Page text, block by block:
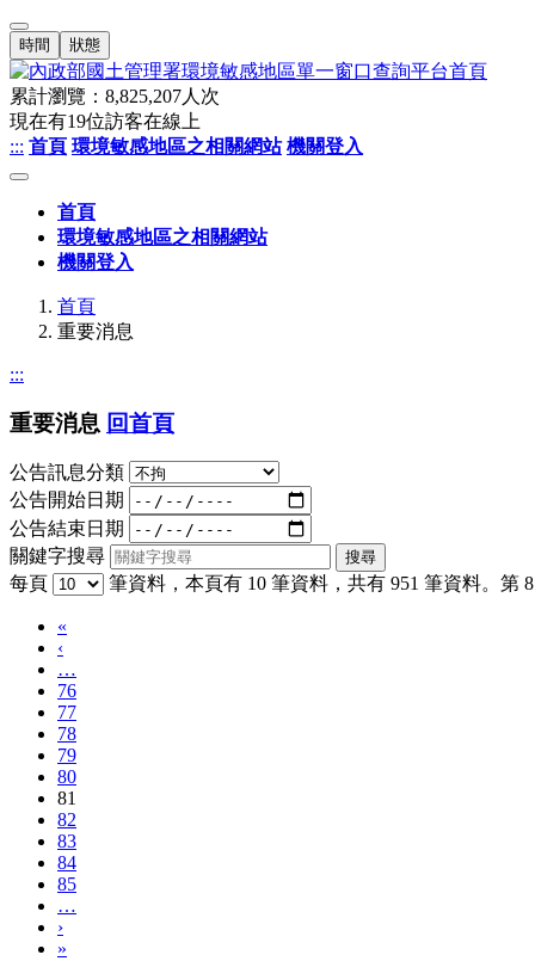
時間 狀態
累計瀏覽： 8,825,207人次
現在有19位訪客在線上
::: 首頁 環境敏感地區之相關網站 機關登入
首頁
環境敏感地區之相關網站
機關登入
首頁
重要消息
:::
重要消息 回首頁
公告訊息分類
公告開始日期
公告結束日期
關鍵字搜尋
每頁
筆資料，本頁有 10 筆資料，共有 951 筆資料。第
«
‹
…
76
77
78
79
80
81
82
83
84
85
…
›
»